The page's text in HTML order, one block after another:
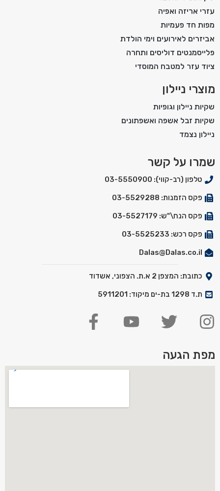
עזרי אריזה ואפיה
מפות חד פעמיות
אביזרים לאירועים וימי הולדת
פלייסמנטים דוליסים ותחרה
ציוד עזר למטבח המוסדי
מוצרי ניילון
שקיות ניילון וגופיות
שקיות זבל אשפה ואשפתונים
ניילון נצמד
שמרו על קשר
טלפון (רב-קווי): 03-5550900
פקס הזמנות: 03-5529288
פקס הנח\"ש: 03-5527179
פקס רכש: 03-5525233
Dalas@Dalas.co.il
כתובת: המצפן 2 א.ת. הצפוני, אשדוד
ת.ד 1298 בת-ים מיקוד: 5911201
מפת הגעה